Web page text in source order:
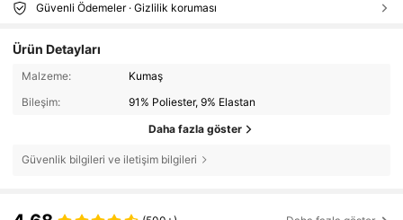
Güvenli Ödemeler · Gizlilik koruması
Ürün Detayları
Malzeme:
Kumaş
Bileşim:
91% Poliester, 9% Elastan
Daha fazla göster
Güvenlik bilgileri ve iletişim bilgileri